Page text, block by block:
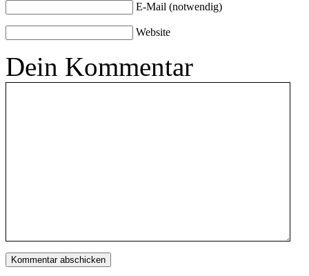
E-Mail (notwendig)
Website
Dein Kommentar